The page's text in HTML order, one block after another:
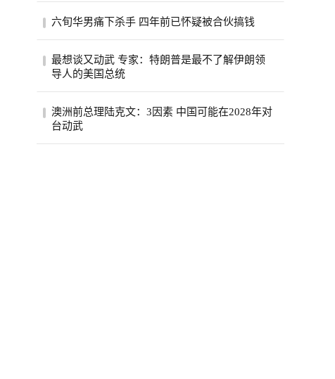
费按年上升5.6%，达295亿元，显示2026年
六旬华男痛下杀手 四年前已怀疑被合伙搞钱
案，现金投入800万元左右，总贷款1500万
元，全...
最想谈又动武 专家：特朗普是最不了解伊朗领
导人的美国总统
看板。（路透）特朗普总统自认擅长看透并
澳洲前总理陆克文：3因素 中国可能在2028年对
台动武